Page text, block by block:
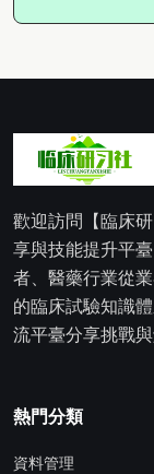
歡迎訪問【臨床
享與技能提升平
者、醫藥行業從
的臨床試驗知識
流平臺分享挑戰與
熱門分類
資料管理